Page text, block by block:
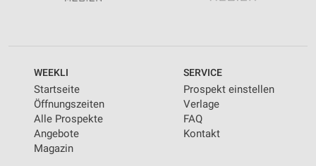
WEEKLI
Startseite
Öffnungszeiten
Alle Prospekte
Angebote
Magazin
SERVICE
Prospekt einstellen
Verlage
FAQ
Kontakt